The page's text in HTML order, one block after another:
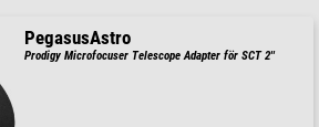
PegasusAstro
Prodigy Microfocuser Telescope Adapter för SCT 2''